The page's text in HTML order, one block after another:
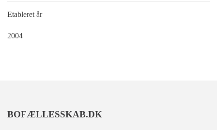
Etableret år
2004
BOFÆLLESSKAB.DK